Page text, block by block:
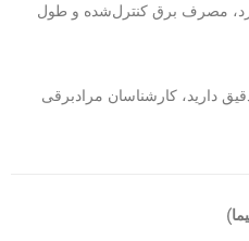
مصرف برق کنترل‌شده و طول
دارید، کارشناسان مرادبرقی
)